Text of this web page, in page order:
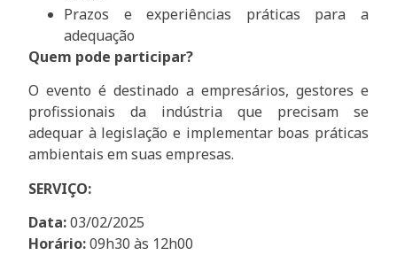
Prazos e experiências práticas para a
adequação
Quem pode participar?
O evento é destinado a empresários, gestores e
profissionais da indústria que precisam se
adequar à legislação e implementar boas práticas
ambientais em suas empresas.
SERVIÇO:
Data:03/02/2025
Horário:09h30 às 12h00